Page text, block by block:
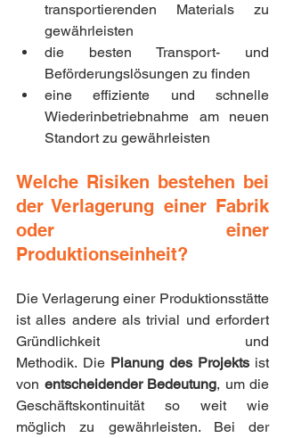
transportierenden Materials zu
gewährleisten
die besten Transport- und
Beförderungslösungen zu finden
eine effiziente und schnelle
Wiederinbetriebnahme am neuen
Standort zu gewährleisten
Welche Risiken bestehen bei
der Verlagerung einer Fabrik
oder einer
Produktionseinheit?
Die Verlagerung einer Produktionsstätte
ist alles andere als trivial und erfordert
Gründlichkeit und
Methodik. Die Planung des Projekts ist
von entscheidender Bedeutung, um die
Geschäftskontinuität so weit wie
möglich zu gewährleisten. Bei der